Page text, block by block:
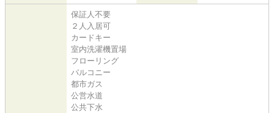
保証人不要
２人入居可
カードキー
室内洗濯機置場
フローリング
バルコニー
都市ガス
公営水道
公共下水